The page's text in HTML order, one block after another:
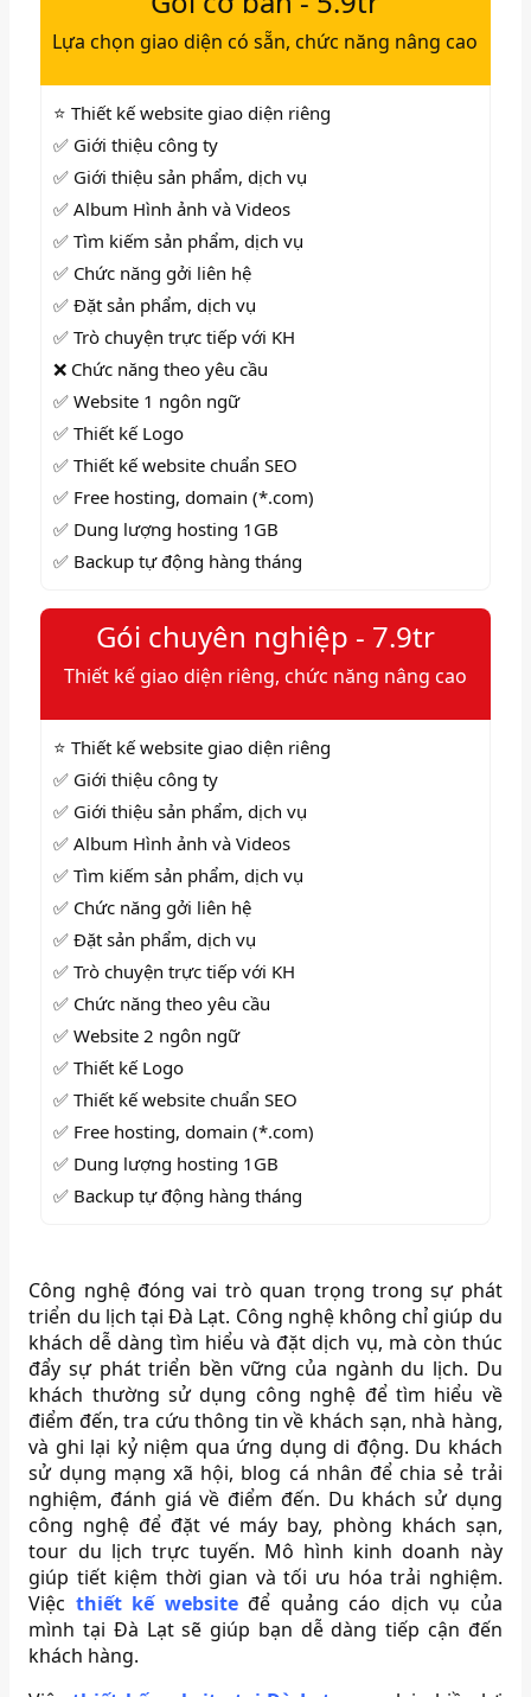
Lựa chọn giao diện có sẵn, chức năng nâng cao
⭐ Thiết kế website giao diện riêng
✅ Giới thiệu công ty
✅ Giới thiệu sản phẩm, dịch vụ
✅ Album Hình ảnh và Videos
✅ Tìm kiếm sản phẩm, dịch vụ
✅ Chức năng gởi liên hệ
✅ Đặt sản phẩm, dịch vụ
✅ Trò chuyện trực tiếp với KH
❌ Chức năng theo yêu cầu
✅ Website 1 ngôn ngữ
✅ Thiết kế Logo
✅ Thiết kế website chuẩn SEO
✅ Free hosting, domain (*.com)
✅ Dung lượng hosting 1GB
✅ Backup tự động hàng tháng
Gói chuyên nghiệp - 7.9tr
Thiết kế giao diện riêng, chức năng nâng cao
⭐ Thiết kế website giao diện riêng
✅ Giới thiệu công ty
✅ Giới thiệu sản phẩm, dịch vụ
✅ Album Hình ảnh và Videos
✅ Tìm kiếm sản phẩm, dịch vụ
✅ Chức năng gởi liên hệ
✅ Đặt sản phẩm, dịch vụ
✅ Trò chuyện trực tiếp với KH
✅ Chức năng theo yêu cầu
✅ Website 2 ngôn ngữ
✅ Thiết kế Logo
✅ Thiết kế website chuẩn SEO
✅ Free hosting, domain (*.com)
✅ Dung lượng hosting 1GB
✅ Backup tự động hàng tháng
Công nghệ đóng vai trò quan trọng trong sự phát
triển du lịch tại Đà Lạt. Công nghệ không chỉ giúp du
khách dễ dàng tìm hiểu và đặt dịch vụ, mà còn thúc
đẩy sự phát triển bền vững của ngành du lịch. Du
khách thường sử dụng công nghệ để tìm hiểu về
điểm đến, tra cứu thông tin về khách sạn, nhà hàng,
và ghi lại kỷ niệm qua ứng dụng di động. Du khách
sử dụng mạng xã hội, blog cá nhân để chia sẻ trải
nghiệm, đánh giá về điểm đến. Du khách sử dụng
công nghệ để đặt vé máy bay, phòng khách sạn,
tour du lịch trực tuyến. Mô hình kinh doanh này
giúp tiết kiệm thời gian và tối ưu hóa trải nghiệm.
Việc thiết kế websiteđể quảng cáo dịch vụ của
mình tại Đà Lạt sẽ giúp bạn dễ dàng tiếp cận đến
khách hàng.